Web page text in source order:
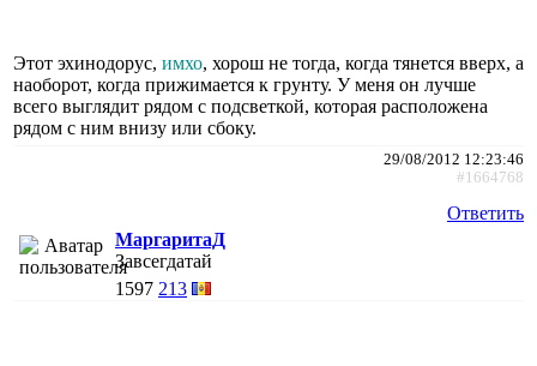
Этот эхинодорус, имхо, хорош не тогда, когда тянется вверх, а
наоборот, когда прижимается к грунту. У меня он лучше
всего выглядит рядом с подсветкой, которая расположена
рядом с ним внизу или сбоку.
29/08/2012 12:23:46
#1664768
Ответить
МаргаритаД
Завсегдатай
1597 213